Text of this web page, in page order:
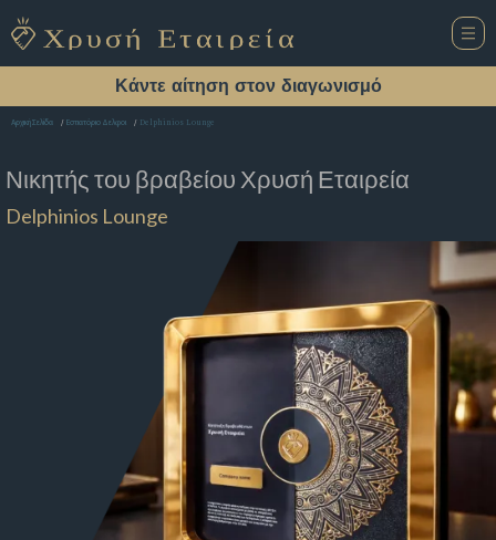
Κάντε αίτηση στον διαγωνισμό
Αρχική Σελίδα Εστιατόριο Δελφοι Delphinios Lounge
Νικητής του βραβείου Χρυσή Εταιρεία
Delphinios Lounge